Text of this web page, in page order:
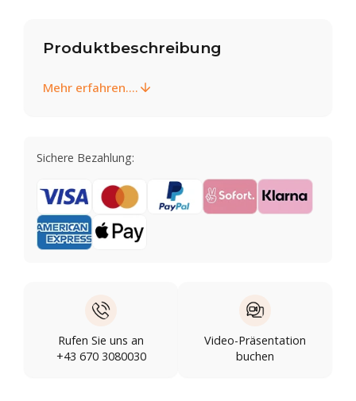
Produktbeschreibung
Mehr erfahren....
Sichere Bezahlung:
Rufen Sie uns an
+43 670 3080030
Video-Präsentation
buchen